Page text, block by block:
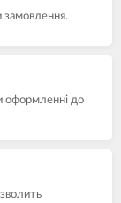
замовлення.
оформленні до